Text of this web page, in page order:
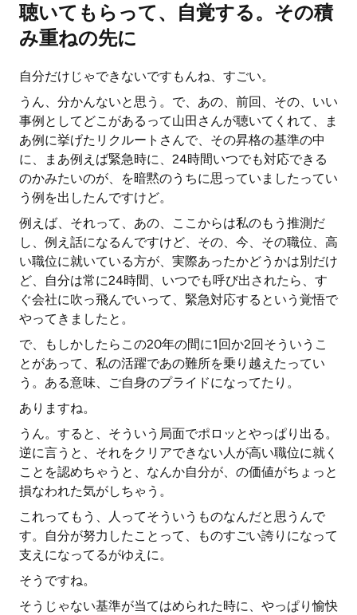
聴いてもらって、自覚する。その積
み重ねの先に
自分だけじゃできないですもんね、すごい。
うん、分かんないと思う。で、あの、前回、その、いい
事例としてどこがあるって山田さんが聴いてくれて、ま
あ例に挙げたリクルートさんで、その昇格の基準の中
に、まあ例えば緊急時に、24時間いつでも対応できる
のかみたいのが、を暗黙のうちに思っていましたってい
う例を出したんですけど。
例えば、それって、あの、ここからは私のもう推測だ
し、例え話になるんですけど、その、今、その職位、高
い職位に就いている方が、実際あったかどうかは別だけ
ど、自分は常に24時間、いつでも呼び出されたら、す
ぐ会社に吹っ飛んでいって、緊急対応するという覚悟で
やってきましたと。
で、もしかしたらこの20年の間に1回か2回そういうこ
とがあって、私の活躍であの難所を乗り越えたってい
う。ある意味、ご自身のプライドになってたり。
ありますね。
うん。すると、そういう局面でポロッとやっぱり出る。
逆に言うと、それをクリアできない人が高い職位に就く
ことを認めちゃうと、なんか自分が、の価値がちょっと
損なわれた気がしちゃう。
これってもう、人ってそういうものなんだと思うんで
す。自分が努力したことって、ものすごい誇りになって
支えになってるがゆえに。
そうですね。
そうじゃない基準が当てはめられた時に、やっぱり愉快